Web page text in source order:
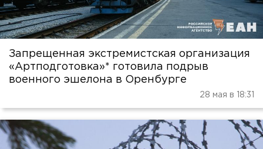
Запрещенная экстремистская организация
«Артподготовка»* готовила подрыв
военного эшелона в Оренбурге
28 мая в 18:31